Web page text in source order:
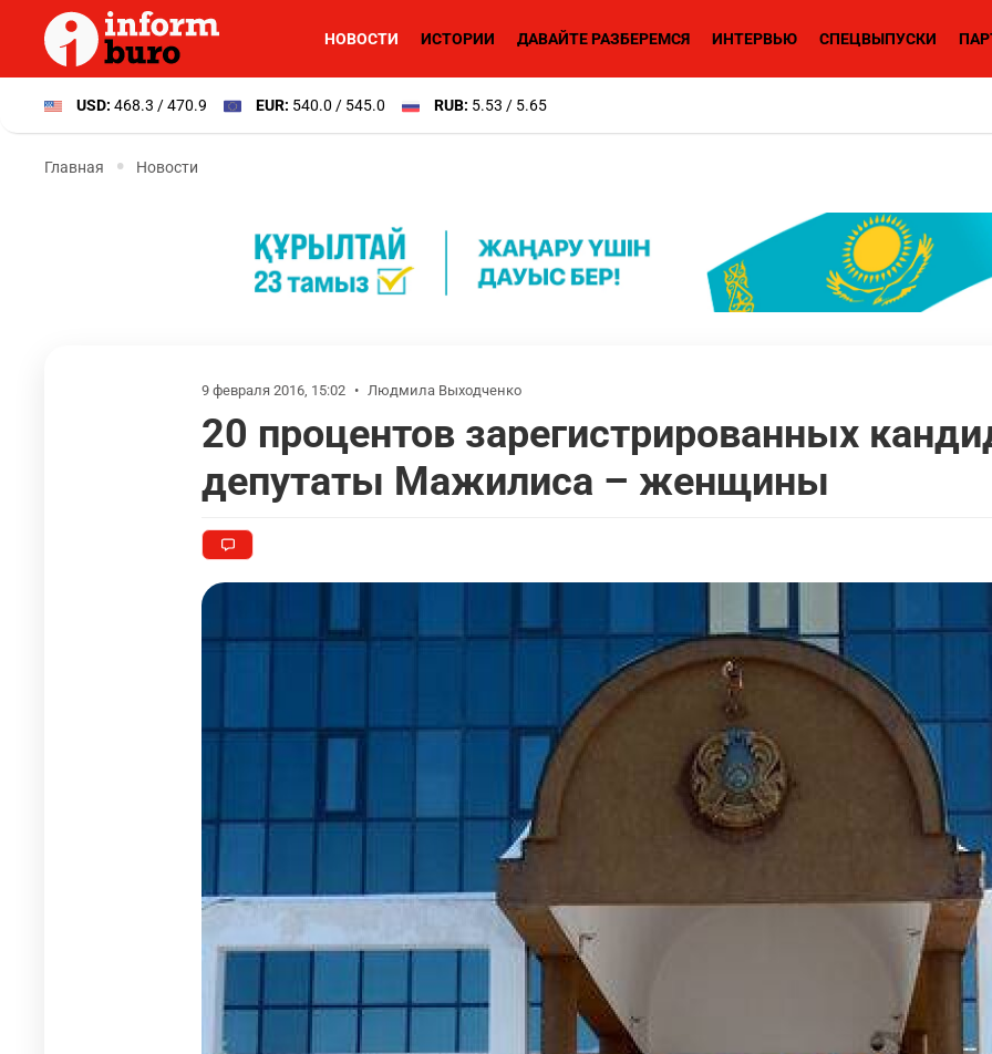
НОВОСТИ ИСТОРИИ ДАВАЙТЕ РАЗБЕРЕМСЯ ИНТЕРВЬЮ СПЕЦВЫПУСКИ
USD: 468.3 / 470.9 EUR: 540.0 / 545.0 RUB: 5.53 / 5.65
Главная Новости
9 февраля 2016, 15:02 • Людмила Выходченко
20 процентов зарегистрированных
депутаты Мажилиса – женщины